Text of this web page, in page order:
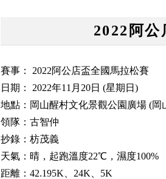
2022阿
賽事： 2022阿公店盃全國馬拉松賽
日期： 2022年11月20日 (星期日)
地點：岡山醒村文化景觀公園廣場 (岡
領隊：古智仲
抄錄：枋茂義
天氣：晴，起跑溫度22℃，濕度100%
距離：42.195K、24K、5K